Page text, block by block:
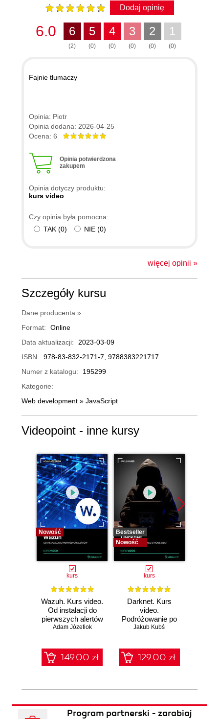
8.1. Zakończenie kursu
Dodaj opinię
6.0 6
(2)
5
(0)
4
(0)
3
(0)
2
(0)
1
(0)
Fajnie tłumaczy
Opinia: Piotr
Opinia dodana: 2026-04-25
Ocena: 6
Opinia potwierdzona
zakupem
Opinia dotyczy produktu:
kurs video
Czy opinia była pomocna:
TAK (0) NIE (0)
więcej opinii »
Szczegóły kursu
Dane producenta »
Format:
Online
Data aktualizacji:
2023-03-09
ISBN:
978-83-832-2171-7, 9788383221717
Numer z katalogu:
195299
Kategorie:
Web development » JavaScript
Videopoint - inne kursy
Nowość
kurs
Wazuh. Kurs video.
Od instalacji do
pierwszych alertów
Adam Józefiok
149.00 zł
Bestseller
Nowość
kurs
Darknet. Kurs
video.
Podróżowanie po
ciemnej stronie
Jakub Kubś
129.00 zł
Program partnerski - zarabiaj